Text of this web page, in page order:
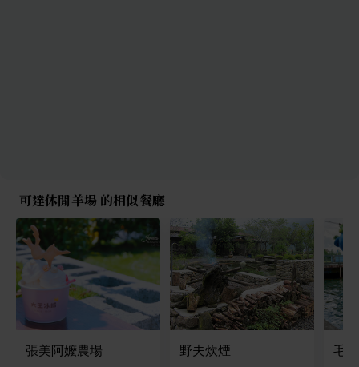
可達休閒羊場 的相似餐廳
張美阿嬤農場 野夫炊煙 毛